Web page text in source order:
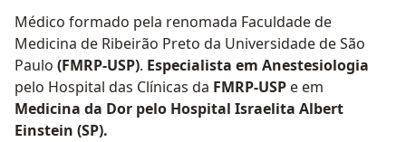
Médico formado pela renomada Faculdade de
Medicina de Ribeirão Preto da Universidade de São
Paulo (FMRP-USP). Especialista em Anestesiologia
pelo Hospital das Clínicas da FMRP-USP e em
Medicina da Dor pelo Hospital Israelita Albert
Einstein (SP).